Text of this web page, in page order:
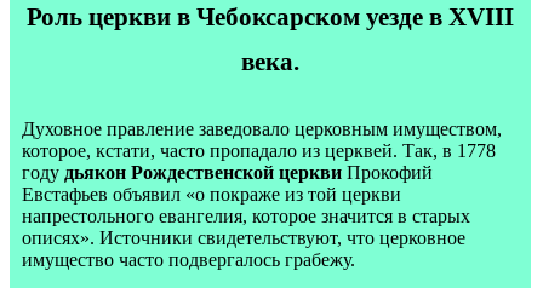
Роль церкви в Чебоксарском уезде в XVIII
века.
Духовное правление заведовало церковным имуществом,
которое, кстати, часто пропадало из церквей. Так, в 1778
году дьякон Рождественской церкви Прокофий
Евстафьев объявил «о покраже из той церкви
напрестольного евангелия, которое значится в старых
описях». Источники свидетельствуют, что церковное
имущество часто подвергалось грабежу.